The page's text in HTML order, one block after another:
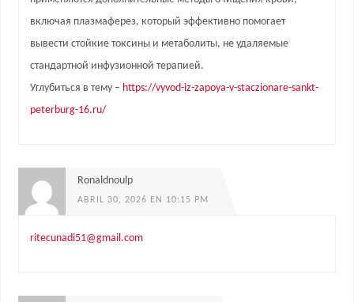
включая плазмаферез, который эффективно помогает
вывести стойкие токсины и метаболиты, не удаляемые
стандартной инфузионной терапией.
Углубиться в тему – https://vyvod-iz-zapoya-v-staczionare-sankt-
peterburg-16.ru/
Ronaldnoulp
ABRIL 30, 2026 EN 10:15 PM
ritecunadi51@gmail.com